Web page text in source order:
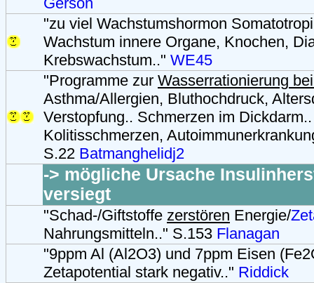
"zu viel Wachstumshormon
Wachstum innere Organe, Knochen,
Krebswachstum.." WE45
"Programme zur Wasserrationierung
Asthma/Allergien, Bluthochdruck,
Verstopfung.. Schmerzen im Dickdarm..
Kolitisschmerzen,
S.22 Batmanghelidj2
-> mögliche Ursache
versiegt
"Schad-/Giftstoffe zerstören Energie/
Nahrungsmitteln.." S.153 Flanagan
"9ppm Al (Al2O3) und 7ppm Eisen
Zetapotential stark negativ.." Riddick